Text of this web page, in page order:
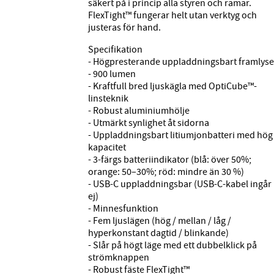
säkert på i princip alla styren och ramar.
FlexTight™ fungerar helt utan verktyg och
justeras för hand.
Specifikation
- Högpresterande uppladdningsbart framlyse
- 900 lumen
- Kraftfull bred ljuskägla med OptiCube™-
linsteknik
- Robust aluminiumhölje
- Utmärkt synlighet åt sidorna
- Uppladdningsbart litiumjonbatteri med hög
kapacitet
- 3-färgs batteriindikator (blå: över 50%;
orange: 50–30%; röd: mindre än 30 %)
- USB-C uppladdningsbar (USB-C-kabel ingår
ej)
- Minnesfunktion
- Fem ljuslägen (hög / mellan / låg /
hyperkonstant dagtid / blinkande)
- Slår på högt läge med ett dubbelklick på
strömknappen
- Robust fäste FlexTight™